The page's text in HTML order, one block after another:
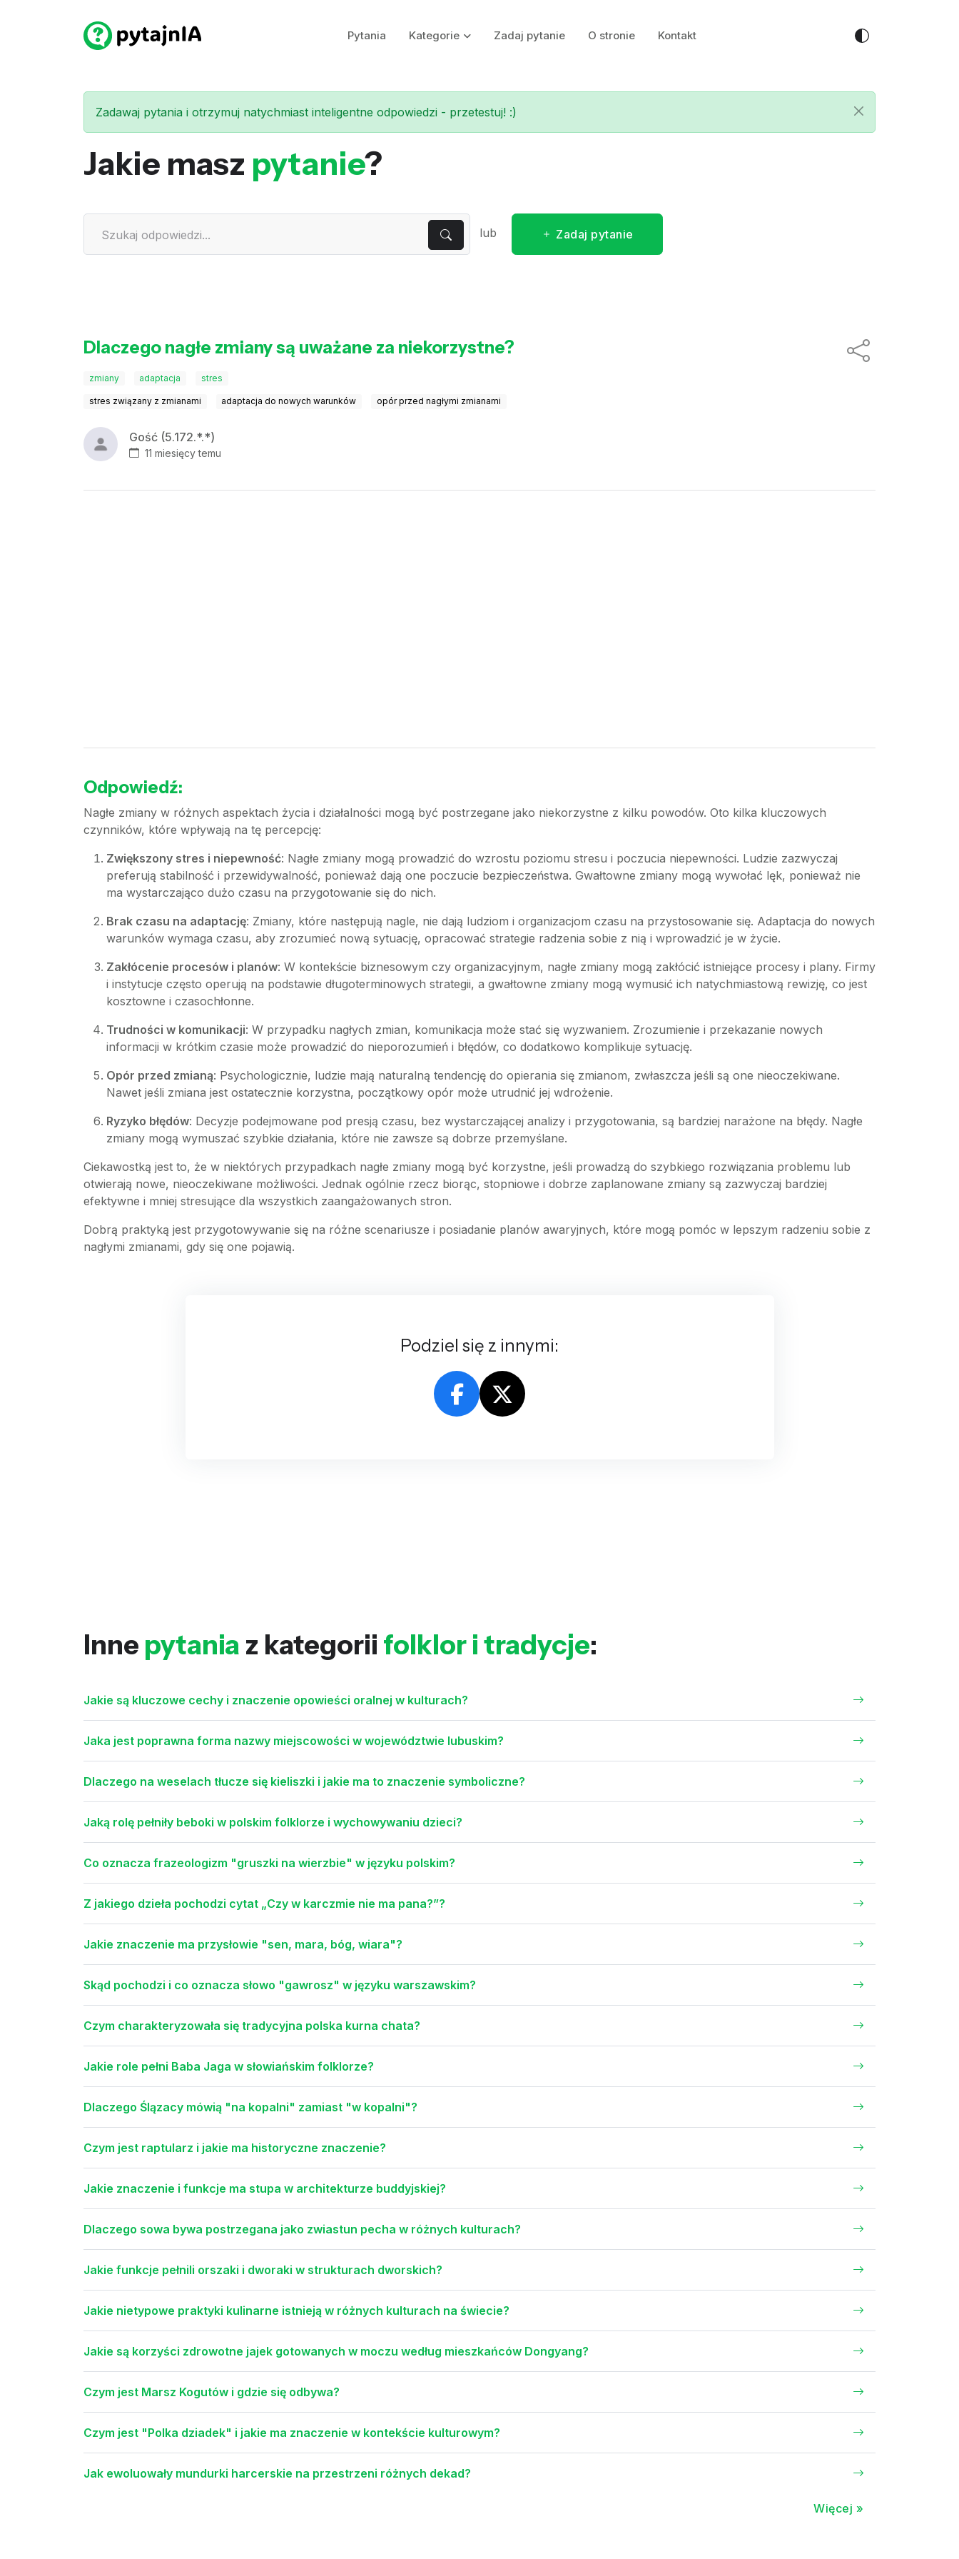
Pytania Kategorie Zadaj pytanie O stronie Kontakt
Zadawaj pytania i otrzymuj natychmiast inteligentne odpowiedzi - przetestuj! :)
Jakie masz pytanie?
lub Zadaj pytanie
Dlaczego nagłe zmiany są uważane za niekorzystne?
zmiany adaptacja stres
stres związany z zmianami adaptacja do nowych warunków opór przed nagłymi zmianami
Gość (5.172.*.*)
11 miesięcy temu
Odpowiedź:
Nagłe zmiany w różnych aspektach życia i działalności mogą być postrzegane jako niekorzystne z kilku powodów. Oto kilka kluczowych
czynników, które wpływają na tę percepcję:
Zwiększony stres i niepewność: Nagłe zmiany mogą prowadzić do wzrostu poziomu stresu i poczucia niepewności. Ludzie zazwyczaj
preferują stabilność i przewidywalność, ponieważ dają one poczucie bezpieczeństwa. Gwałtowne zmiany mogą wywołać lęk, ponieważ nie
ma wystarczająco dużo czasu na przygotowanie się do nich.
Brak czasu na adaptację: Zmiany, które następują nagle, nie dają ludziom i organizacjom czasu na przystosowanie się. Adaptacja do nowych
warunków wymaga czasu, aby zrozumieć nową sytuację, opracować strategie radzenia sobie z nią i wprowadzić je w życie.
Zakłócenie procesów i planów: W kontekście biznesowym czy organizacyjnym, nagłe zmiany mogą zakłócić istniejące procesy i plany. Firmy
i instytucje często operują na podstawie długoterminowych strategii, a gwałtowne zmiany mogą wymusić ich natychmiastową rewizję, co jest
kosztowne i czasochłonne.
Trudności w komunikacji: W przypadku nagłych zmian, komunikacja może stać się wyzwaniem. Zrozumienie i przekazanie nowych
informacji w krótkim czasie może prowadzić do nieporozumień i błędów, co dodatkowo komplikuje sytuację.
Opór przed zmianą: Psychologicznie, ludzie mają naturalną tendencję do opierania się zmianom, zwłaszcza jeśli są one nieoczekiwane.
Nawet jeśli zmiana jest ostatecznie korzystna, początkowy opór może utrudnić jej wdrożenie.
Ryzyko błędów: Decyzje podejmowane pod presją czasu, bez wystarczającej analizy i przygotowania, są bardziej narażone na błędy. Nagłe
zmiany mogą wymuszać szybkie działania, które nie zawsze są dobrze przemyślane.
Ciekawostką jest to, że w niektórych przypadkach nagłe zmiany mogą być korzystne, jeśli prowadzą do szybkiego rozwiązania problemu lub
otwierają nowe, nieoczekiwane możliwości. Jednak ogólnie rzecz biorąc, stopniowe i dobrze zaplanowane zmiany są zazwyczaj bardziej
efektywne i mniej stresujące dla wszystkich zaangażowanych stron.
Dobrą praktyką jest przygotowywanie się na różne scenariusze i posiadanie planów awaryjnych, które mogą pomóc w lepszym radzeniu sobie z
nagłymi zmianami, gdy się one pojawią.
Podziel się z innymi:
Inne pytania z kategorii folklor i tradycje:
Jakie są kluczowe cechy i znaczenie opowieści oralnej w kulturach?
Jaka jest poprawna forma nazwy miejscowości w województwie lubuskim?
Dlaczego na weselach tłucze się kieliszki i jakie ma to znaczenie symboliczne?
Jaką rolę pełniły beboki w polskim folklorze i wychowywaniu dzieci?
Co oznacza frazeologizm "gruszki na wierzbie" w języku polskim?
Z jakiego dzieła pochodzi cytat „Czy w karczmie nie ma pana?”?
Jakie znaczenie ma przysłowie "sen, mara, bóg, wiara"?
Skąd pochodzi i co oznacza słowo "gawrosz" w języku warszawskim?
Czym charakteryzowała się tradycyjna polska kurna chata?
Jakie role pełni Baba Jaga w słowiańskim folklorze?
Dlaczego Ślązacy mówią "na kopalni" zamiast "w kopalni"?
Czym jest raptularz i jakie ma historyczne znaczenie?
Jakie znaczenie i funkcje ma stupa w architekturze buddyjskiej?
Dlaczego sowa bywa postrzegana jako zwiastun pecha w różnych kulturach?
Jakie funkcje pełnili orszaki i dworaki w strukturach dworskich?
Jakie nietypowe praktyki kulinarne istnieją w różnych kulturach na świecie?
Jakie są korzyści zdrowotne jajek gotowanych w moczu według mieszkańców Dongyang?
Czym jest Marsz Kogutów i gdzie się odbywa?
Czym jest "Polka dziadek" i jakie ma znaczenie w kontekście kulturowym?
Jak ewoluowały mundurki harcerskie na przestrzeni różnych dekad?
Więcej »